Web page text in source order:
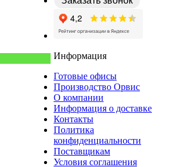
Информация
Готовые офисы
Производство Орвис
О компании
Информация о доставке
Контакты
Политика
конфиденциальности
Поставщикам
Условия соглашения